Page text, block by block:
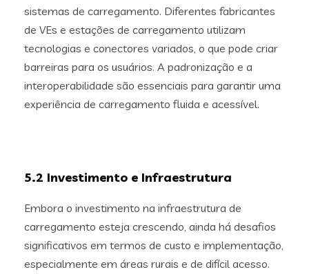
sistemas de carregamento. Diferentes fabricantes
de VEs e estações de carregamento utilizam
tecnologias e conectores variados, o que pode criar
barreiras para os usuários. A padronização e a
interoperabilidade são essenciais para garantir uma
experiência de carregamento fluida e acessível.
5.2 Investimento e Infraestrutura
Embora o investimento na infraestrutura de
carregamento esteja crescendo, ainda há desafios
significativos em termos de custo e implementação,
especialmente em áreas rurais e de difícil acesso.